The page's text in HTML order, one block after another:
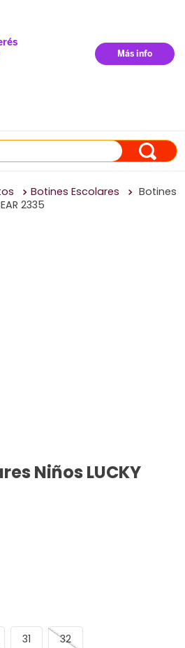
Botines Escolares
Botines
2335
Niños LUCKY
31
32